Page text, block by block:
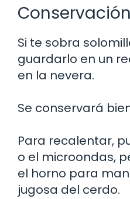
Conservación
Si te sobra
guardarlo en un
en la nevera.
Se conservará
Para recalentar,
o el microondas,
el horno para
jugosa del cerdo.